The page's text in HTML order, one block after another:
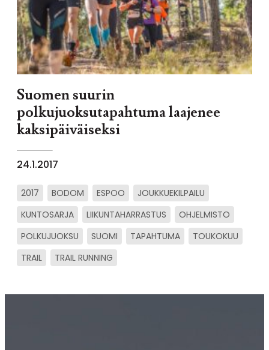
Suomen suurin
polkujuoksutapahtuma laajenee
kaksipäiväiseksi
24.1.2017
2017 BODOM ESPOO
JOUKKUEKILPAILU
KUNTOSARJA
LIIKUNTAHARRASTUS
OHJELMISTO
POLKUJUOKSU
SUOMI TAPAHTUMA
TOUKOKUU
TRAIL
TRAIL RUNNING